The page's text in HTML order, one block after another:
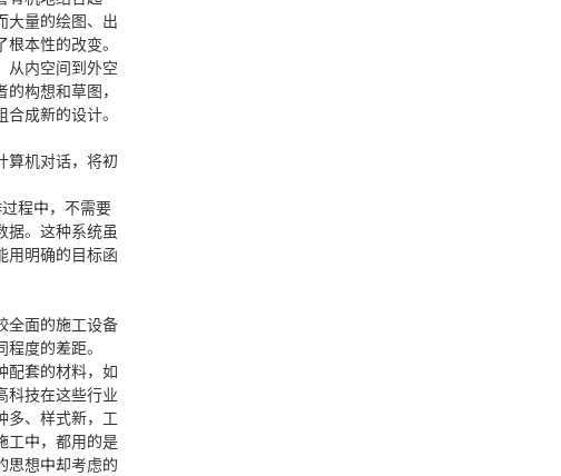
大量的绘图、出
本性的改变。
内空间到外空
构想和草图，
成新的设计。
机对话，将初
程中，不需要
据。这种系统虽
用明确的目标函
全面的施工设备
度的差距。
套的材料，如
科技在这些行业
多、样式新，工
工中，都用的是
思想中却考虑的